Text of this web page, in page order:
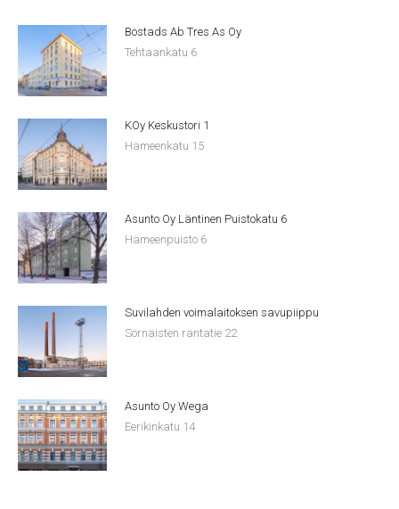
Bostads Ab Tres As Oy
Tehtaankatu 6
KOy Keskustori 1
Hämeenkatu 15
Asunto Oy Läntinen Puistokatu 6
Hämeenpuisto 6
Suvilahden voimalaitoksen savupiippu
Sörnäisten rantatie 22
Asunto Oy Wega
Eerikinkatu 14